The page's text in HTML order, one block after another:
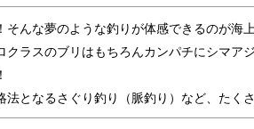
んな夢のような釣りが体感できるのが海上
ラスのブリはもちろんカンパチにシマ
となるさぐり釣り（脈釣り）など、たく